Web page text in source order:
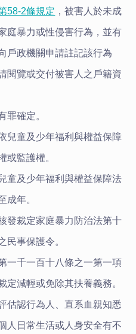
58-2條規定 ，被害人於未成
庭暴力或性侵害行為，並有
戶政機關申請註記該行為
閱覽或交付被害人之戶籍資
罪確定。
兒童及少年福利與權益保障
或監護權。
童及少年福利與權益保障法
成年。
發裁定家庭暴力防治法第十
民事保護令。
一千一百十八條之一第一項
定減輕或免除其扶養義務。
估認行為人、直系血親知悉
人日常生活或人身安全有不